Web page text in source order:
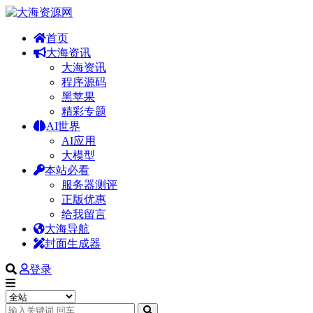
首页
大海资讯
大海资讯
程序源码
黑苹果
精彩专题
AI世界
AI应用
大模型
本站必看
服务器测评
正版优惠
给我留言
大海导航
封面生成器
登录